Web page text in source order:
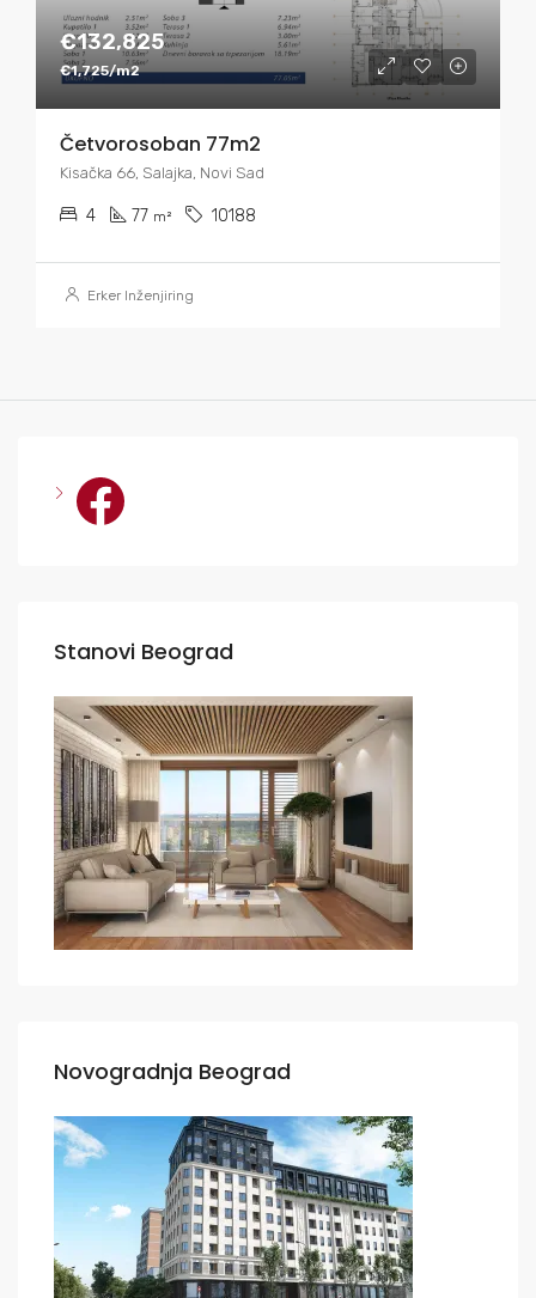
€132,825
€1,725/m2
Četvorosoban 77m2
Kisačka 66, Salajka, Novi Sad
4 77 m² 10188
Erker Inženjiring
Facebook
Stanovi Beograd
Novogradnja Beograd